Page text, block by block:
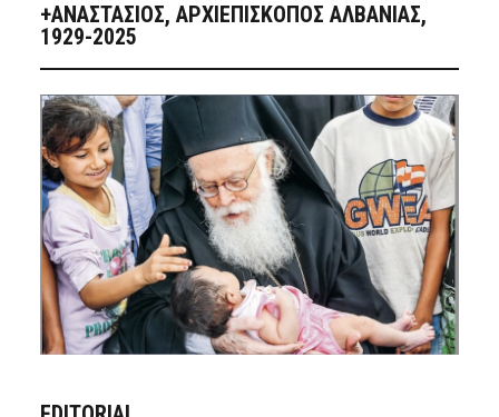
+ΑΝΑΣΤΆΣΙΟΣ, ΑΡΧΙΕΠΊΣΚΟΠΟΣ ΑΛΒΑΝΊΑΣ,
1929-2025